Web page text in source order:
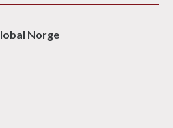
Norge